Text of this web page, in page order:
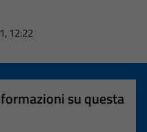
12:22
su questa